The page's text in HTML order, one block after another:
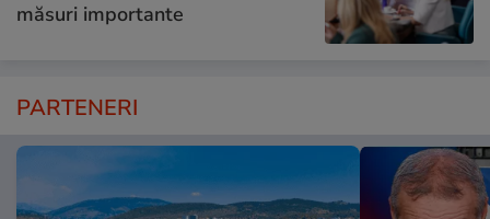
măsuri importante
PARTENERI